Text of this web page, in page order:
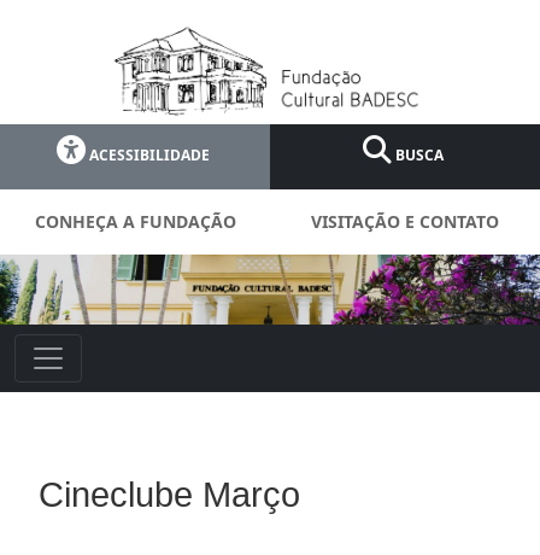
ACESSIBILIDADE BUSCA
CONHEÇA A FUNDAÇÃO VISITAÇÃO E CONTATO
Cineclube Março